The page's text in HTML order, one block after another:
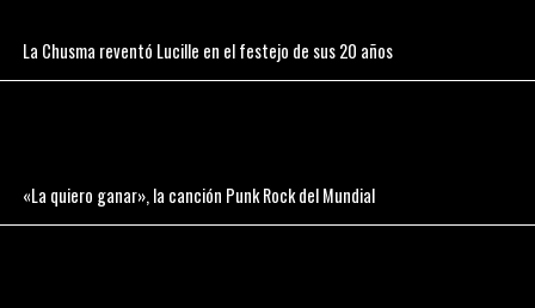
La Chusma reventó Lucille en el festejo de sus 20 años
«La quiero ganar», la canción Punk Rock del Mundial